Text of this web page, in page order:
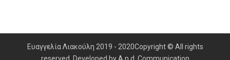
Ευαγγελία Λιακούλη 2019 - 2020Copyright © All rights